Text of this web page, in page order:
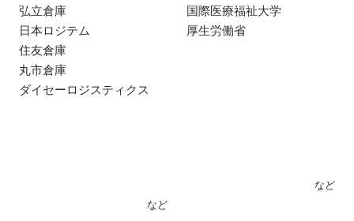
弘立倉庫
日本ロジテム
住友倉庫
丸市倉庫
ダイセーロジスティクス
など
国際医療福祉大学
厚生労働省
など